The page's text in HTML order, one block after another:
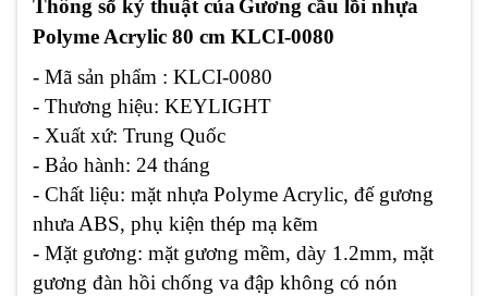
Thông số kỷ thuật của Gương cầu lồi nhựa
Polyme Acrylic 80 cm KLCI-0080
- Mã sản phẩm : KLCI-0080
- Thương hiệu: KEYLIGHT
- Xuất xứ: Trung Quốc
- Bảo hành: 24 tháng
- Chất liệu: mặt nhựa Polyme Acrylic, đế gương
nhưa ABS, phụ kiện thép mạ kẽm
- Mặt gương: mặt gương mềm, dày 1.2mm, mặt
gương đàn hồi chống va đập không có nón